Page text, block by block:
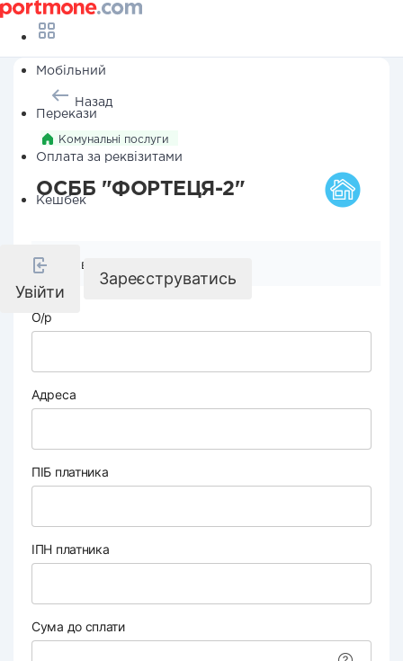
Мобільний
Перекази
Оплата за реквізитами
Кешбек
Увійти
Зареєструватись
Назад
Комунальні послуги
ОСББ "ФОРТЕЦЯ-2"
Реквізити компанії
О/р
Адреса
ПІБ платника
ІПН платника
Сума до сплати